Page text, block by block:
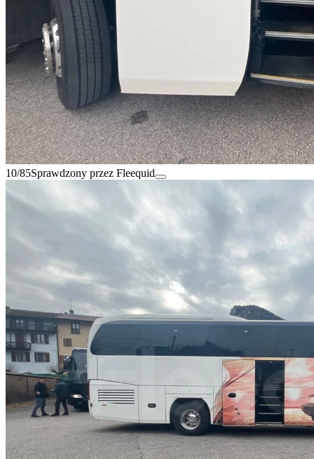
10/85Sprawdzony przez Fleequid